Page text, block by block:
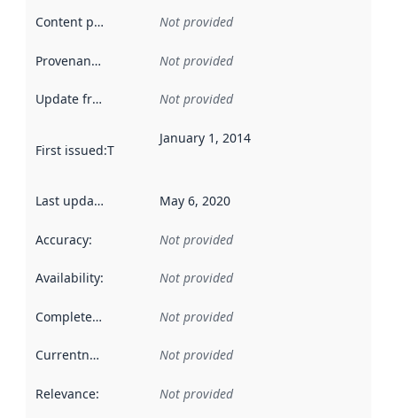
Content providers Not provided
Provenance Not provided
Update frequency Not provided
First issued:This date indicates when the data in this
January 1, 2014
Last updated May 6, 2020
Accuracy: Not provided
Availability: Not provided
Completeness Not provided
Currentness Not provided
Relevance: Not provided